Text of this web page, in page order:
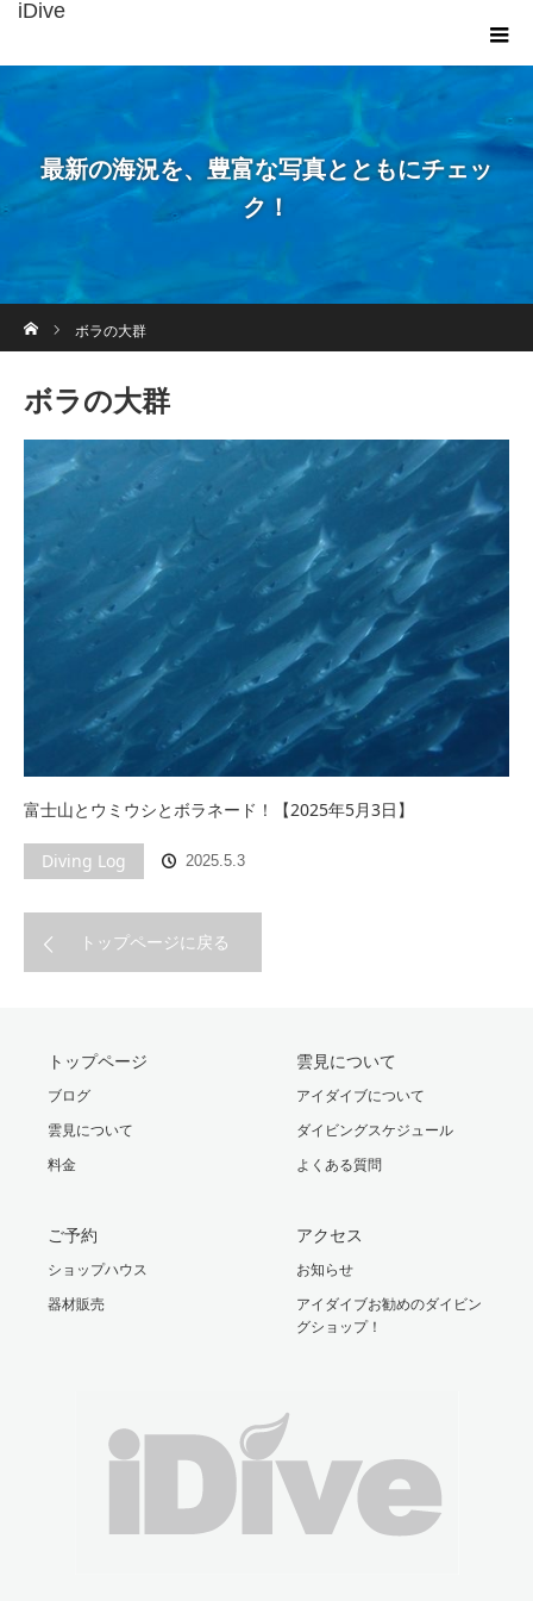
iDive
最新の海況を、豊富な写真とともにチェッ
ク！
ボラの大群
ボラの大群
富士山とウミウシとボラネード！【2025年5月3日】
Diving Log 2025.5.3
トップページに戻る
トップページ
ブログ
雲見について
料金
雲見について
アイダイブについて
ダイビングスケジュール
よくある質問
ご予約
ショップハウス
器材販売
アクセス
お知らせ
アイダイブお勧めのダイビン
グショップ！